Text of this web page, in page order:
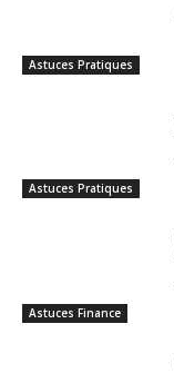
Astuces Pratiques
Astuces Pratiques
Astuces Finance